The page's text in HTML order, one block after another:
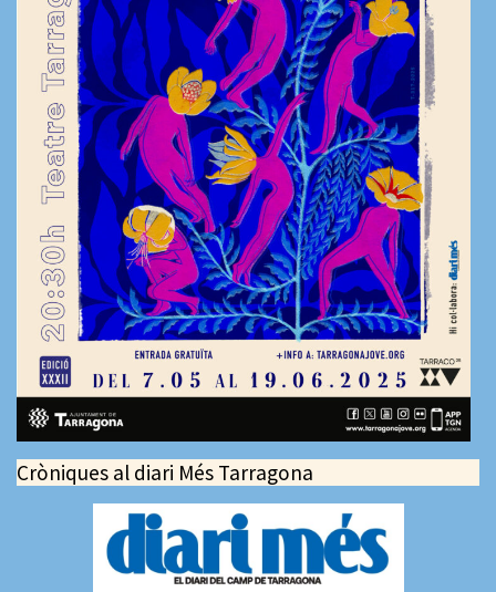
Cròniques al diari Més Tarragona